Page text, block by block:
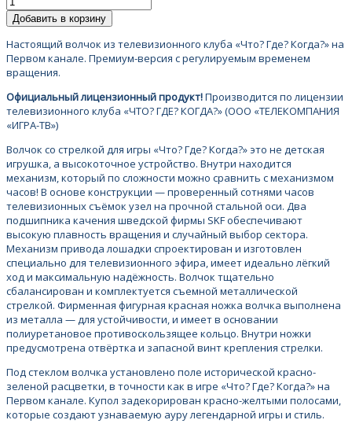
Добавить в корзину
Настоящий волчок из телевизионного клуба «Что? Где? Когда?» на
Первом канале. Премиум-версия с регулируемым временем
вращения.
Официальный лицензионный продукт!Производится по лицензии
телевизионного клуба «ЧТО? ГДЕ? КОГДА?» (ООО «ТЕЛЕКОМПАНИЯ
«ИГРА-ТВ»)
Волчок со стрелкой для игры «Что? Где? Когда?» это не детская
игрушка, а высокоточное устройство. Внутри находится
механизм, который по сложности можно сравнить с механизмом
часов! В основе конструкции — проверенный сотнями часов
телевизионных съёмок узел на прочной стальной оси. Два
подшипника качения шведской фирмы SKF обеспечивают
высокую плавность вращения и случайный выбор сектора.
Механизм привода лошадки спроектирован и изготовлен
специально для телевизионного эфира, имеет идеально лёгкий
ход и максимальную надёжность. Волчок тщательно
сбалансирован и комплектуется съемной металлической
стрелкой. Фирменная фигурная красная ножка волчка выполнена
из металла — для устойчивости, и имеет в основании
полиуретановое противоскользящее кольцо. Внутри ножки
предусмотрена отвёртка и запасной винт крепления стрелки.
Под стеклом волчка установлено поле исторической красно-
зеленой расцветки, в точности как в игре «Что? Где? Когда?» на
Первом канале. Купол задекорирован красно-желтыми полосами,
которые создают узнаваемую ауру легендарной игры и стиль.